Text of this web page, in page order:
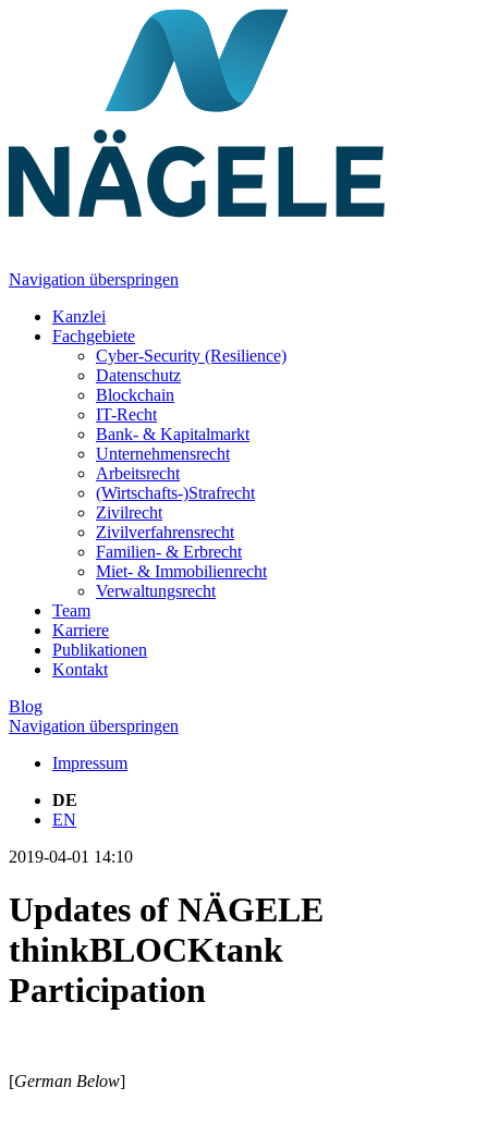
Navigation überspringen
Kanzlei
Fachgebiete
Cyber-Security (Resilience)
Datenschutz
Blockchain
IT-Recht
Bank- & Kapitalmarkt
Unternehmensrecht
Arbeitsrecht
(Wirtschafts-)Strafrecht
Zivilrecht
Zivilverfahrensrecht
Familien- & Erbrecht
Miet- & Immobilienrecht
Verwaltungsrecht
Team
Karriere
Publikationen
Kontakt
Blog
Navigation überspringen
Impressum
DE
EN
2019-04-01 14:10
Updates of NÄGELE
thinkBLOCKtank
Participation
[German Below]